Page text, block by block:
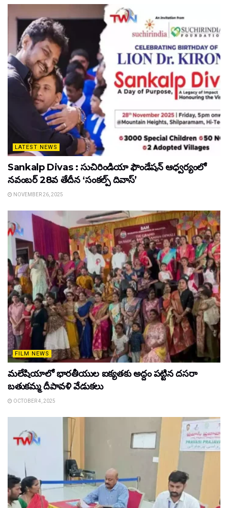
LATEST NEWS
Sankalp Divas : సుచిరిండియా ఫౌండేషన్ ఆధ్వర్యంలో
నవంబర్ 28వ తేదీన ‘సంకల్ప్ దివాస్’
NOVEMBER 26, 2025
FILM NEWS
మలేషియాలో భారతీయుల ఐక్యతకు అద్దం పట్టిన దసరా
బతుకమ్మ దీపావళి వేడుకలు
OCTOBER 4, 2025